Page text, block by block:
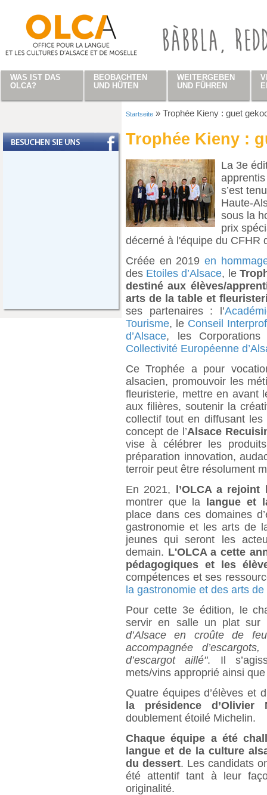
Sie sind hier
Startseite » Trophée Kieny : guet
Trophée Kieny :
La 3e
s’est
Haute-
sous la
prix
décerné à l'équipe du CFHR
Créée en 2019 en
des Etoiles d’Alsace, le
destiné aux élèves/
arts de la table et
ses partenaires : l’
Tourisme, le Conseil
d’Alsace, les Corporations
Collectivité Européenne
Ce Trophée a pour
alsacien, promouvoir les
fleuristerie, mettre en avant
aux filières, soutenir la
collectif tout en diffusant
concept de l’Alsace
vise à célébrer les
préparation innovation,
terroir peut être résolument
En 2021, l’OLCA a
montrer que la langue et
place dans ces domaines
gastronomie et les arts de
jeunes qui seront les
demain. L'OLCA a cette
pédagogiques et les
compétences et ses
la gastronomie et des arts de
Pour cette 3e édition, le
servir en salle un plat sur
d’Alsace en croûte de
accompagnée
d’escargot aillé". Il
mets/vins approprié ainsi
Quatre équipes d’élèves et
la présidence d’Olivier
doublement étoilé Michelin.
Chaque équipe a été
langue et de la culture
du dessert. Les candidats
été attentif tant à leur
originalité.
WAS IST DAS
OLCA?
BEOBACHTEN
UND HÜTEN
WEITERGEBEN
UND FÜHREN